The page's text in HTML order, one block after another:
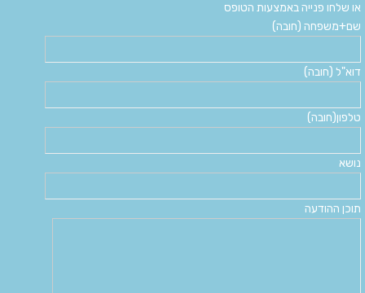
או שלחו פנייה באמצעות הטופס
שם+משפחה (חובה)
דוא"ל (חובה)
טלפון(חובה)
נושא
תוכן ההודעה